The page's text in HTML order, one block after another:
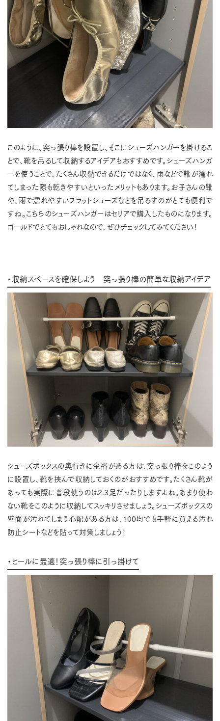
このように、突っ張り棒を設置し、そこにシューズハンガーを掛けるこ
とで、靴を吊るして収納するアイデアもおすすめです。シューズハンガ
ーを使うことで、たくさん収納できるだけではなく、雨などで靴が濡れ
てしまった際も乾きやすいといったメリットもあります。お子さんの靴
や、雨で濡れやすいフラットシューズなどを吊るすのがとても便利で
すね。こちらのシューズハンガーはセリアで購入したものになります。
ゴールドでとてもおしゃれなので、ぜひチェックしてみてください！
・収納スペースを確保しよう 突っ張り棒の簡単な収納アイデア
シューズボックスの奥行きに余裕がある方は、突っ張り棒をこのよう
に設置し、靴を挟んで収納しておくのがおすすめです。たくさん靴が
あっても実際に普段使うのは2.3足だったりしますよね。あまり使わ
ない靴をこのように収納してスッキリさせましょう。シューズボックスの
壁面が汚れてしまう心配がある方は、100均でも手軽に買える汚れ
防止シートなどを貼って対策しましょう！
・ヒールに最適！突っ張り棒に引っ掛けて